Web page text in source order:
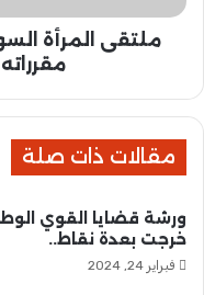
ق
ي
ل
ج
ز
ر
د
ن
ي
ة
ملتقى المرأة
مقالات ذات صلة
ورشة قضايا القوي
خرجت بعدة نقاط..
فبراير 24, 2024